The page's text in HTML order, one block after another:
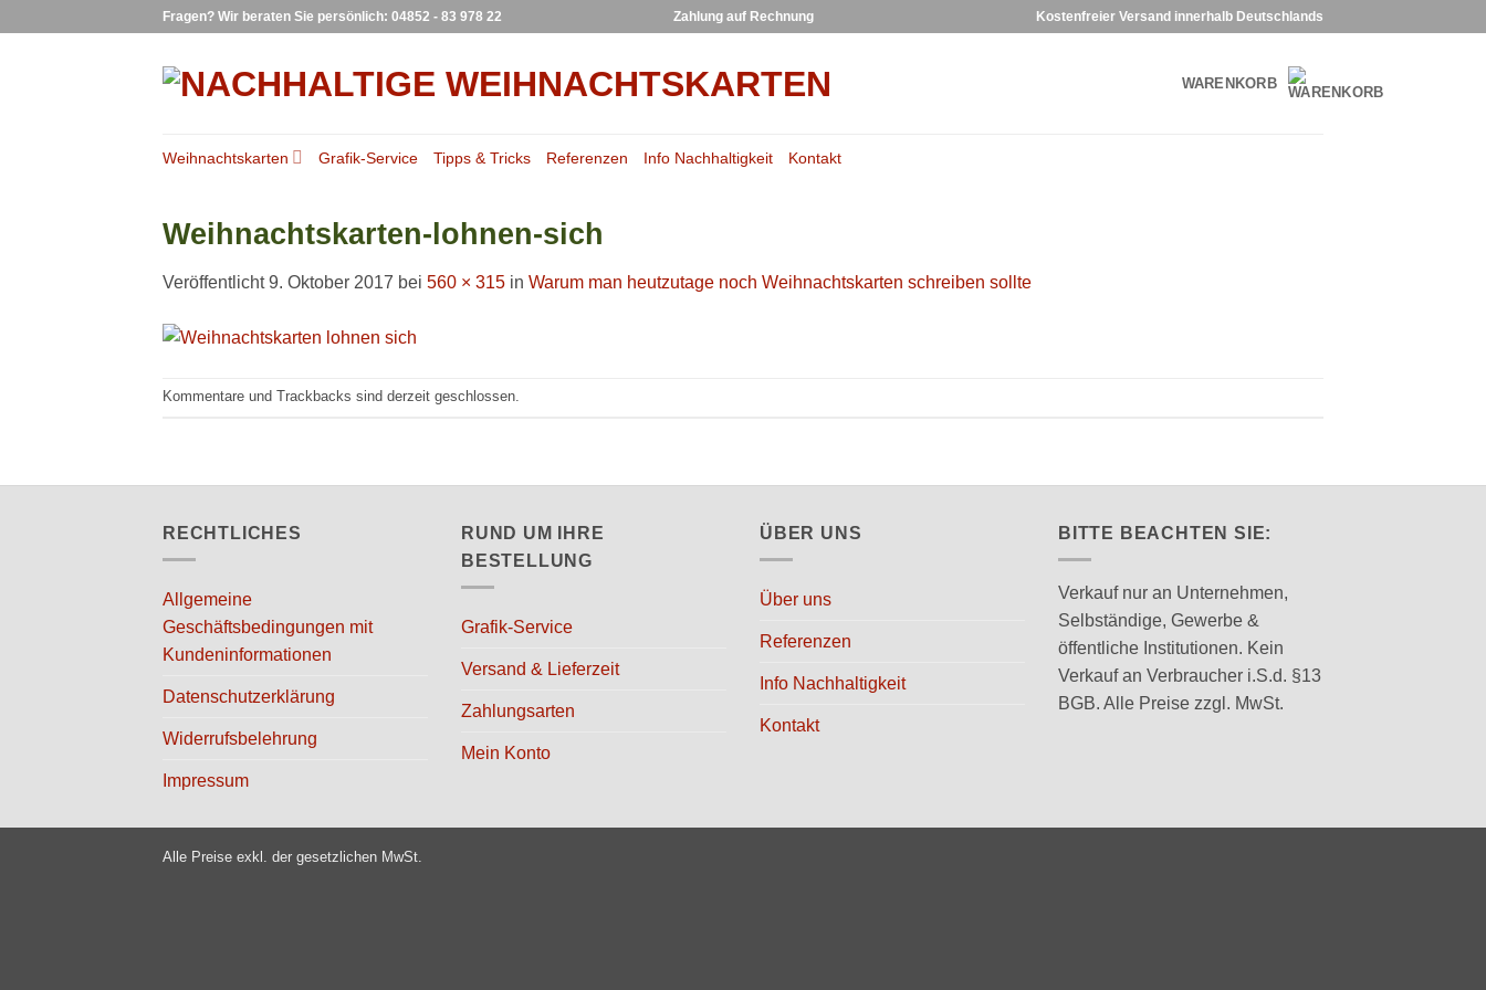
Fragen? Wir beraten Sie persönlich: 04852 - 83 978 22 Zahlung auf Rechnung Kostenfreier Versand innerhalb Deutschlands
WARENKORB
Weihnachtskarten Grafik-Service Tipps & Tricks Referenzen Info Nachhaltigkeit Kontakt
Weihnachtskarten-lohnen-sich
Veröffentlicht9. Oktober 2017 bei 560 × 315 in Warum man heutzutage noch Weihnachtskarten schreiben sollte
Kommentare und Trackbacks sind derzeit geschlossen.
RECHTLICHES
Allgemeine
Geschäftsbedingungen mit
Kundeninformationen
Datenschutzerklärung
Widerrufsbelehrung
Impressum
RUND UM IHRE
BESTELLUNG
Grafik-Service
Versand & Lieferzeit
Zahlungsarten
Mein Konto
ÜBER UNS
Über uns
Referenzen
Info Nachhaltigkeit
Kontakt
BITTE BEACHTEN SIE:
Verkauf nur an Unternehmen,
Selbständige, Gewerbe &
öffentliche Institutionen. Kein
Verkauf an Verbraucher i.S.d. §13
BGB. Alle Preise zzgl. MwSt.
Alle Preise exkl. der gesetzlichen MwSt.